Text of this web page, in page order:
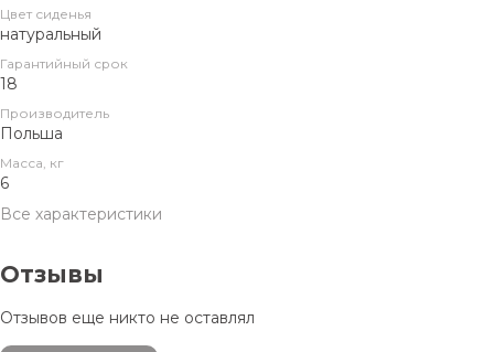
Цвет сиденья
натуральный
Гарантийный срок
18
Производитель
Польша
Масса, кг
6
Все характеристики
Отзывы
Отзывов еще никто не оставлял